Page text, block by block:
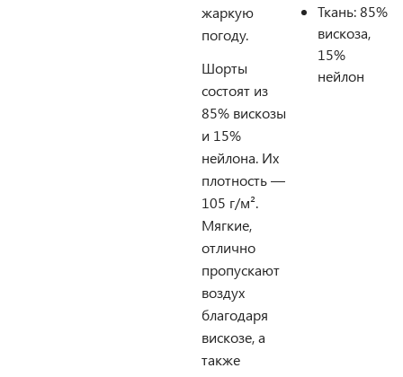
жаркую
погоду.
Шорты
состоят из
85% вискозы
и 15%
нейлона. Их
плотность —
105 г/м².
Мягкие,
отлично
пропускают
воздух
благодаря
вискозе, а
также
Ткань: 85%
вискоза,
15%
нейлон